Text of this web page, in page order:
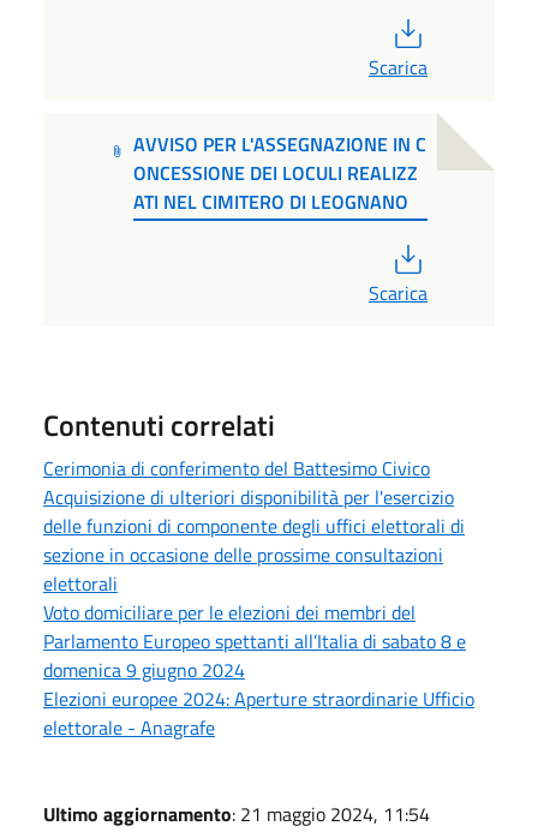
Scarica
AVVISO PER L'ASSEGNAZIONE IN C
ONCESSIONE DEI LOCULI REALIZZ
ATI NEL CIMITERO DI LEOGNANO
Scarica
Contenuti correlati
Cerimonia di conferimento del Battesimo Civico
Acquisizione di ulteriori disponibilità per l'esercizio
delle funzioni di componente degli uffici elettorali di
sezione in occasione delle prossime consultazioni
elettorali
Voto domiciliare per le elezioni dei membri del
Parlamento Europeo spettanti all’Italia di sabato 8 e
domenica 9 giugno 2024
Elezioni europee 2024: Aperture straordinarie Ufficio
elettorale - Anagrafe
Ultimo aggiornamento: 21 maggio 2024, 11:54